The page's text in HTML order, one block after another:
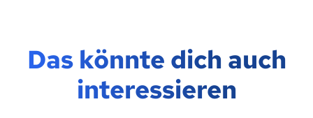
Das könnte dich auch
interessieren